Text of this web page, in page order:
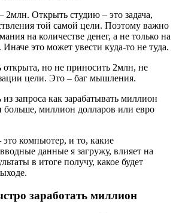
Открыть студию – это задача,
той самой цели. Поэтому важно
на количестве денег, а не только на
Иначе это может увести куда-то не туда.
но не приносить 2млн, не
цели. Это – баг мышления.
запроса как зарабатывать миллион
больше, миллион долларов или евро
компьютер, и то, какие
данные я загружу, влияет на
в итоге получу, какое будет
заработать миллион